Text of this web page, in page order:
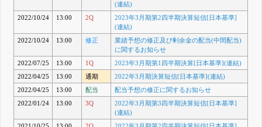
(連結)
2022/10/24
13:00 2Q
2023年3月期第2四半期決算短信[日本基準]
(連結)
2022/10/24
13:00 修正
業績予想の修正及び剰余金の配当(中間配当)
に関するお知らせ
2022/07/25
13:00 1Q
2023年3月期第1四半期決算[日本基準](連結)
2022/04/25
13:00 通期
2022年3月期決算短信[日本基準](連結)
2022/04/25
13:00 配当
配当予想の修正に関するお知らせ
2022/01/24
13:00 3Q
2022年3月期第3四半期決算短信[日本基準]
(連結)